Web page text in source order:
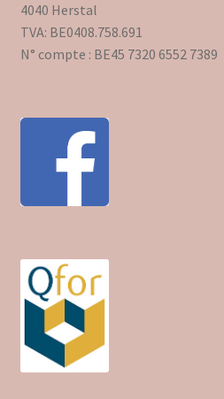
4040 Herstal
TVA: BE0408.758.691
N° compte : BE45 7320 6552 7389